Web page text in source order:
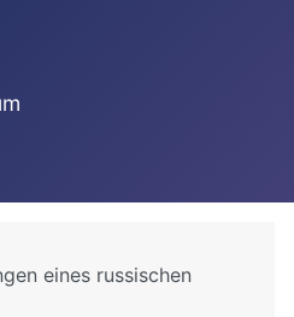
eines russischen